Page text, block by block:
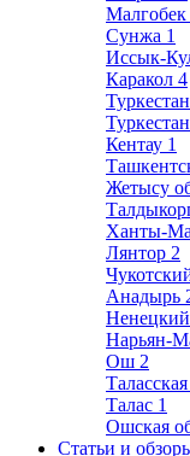
Малгобек
Сунжа 1
Иссык-
Каракол 4
Туркестан
Кентау 1
Жетысу
Ханты-
Лянтор 2
Анадырь
Нарьян-
Ош 2
Талас 1
Ошская
Статьи и